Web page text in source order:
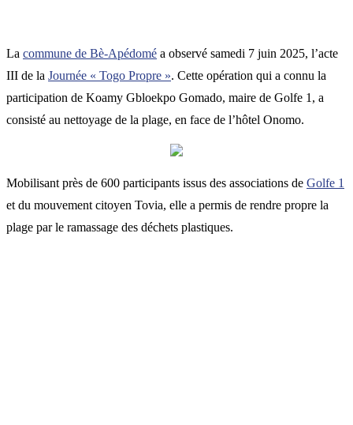
La commune de Bè-Apédomé a observé samedi 7 juin 2025, l’acte
III de la Journée « Togo Propre ». Cette opération qui a connu la
participation de Koamy Gbloekpo Gomado, maire de Golfe 1, a
consisté au nettoyage de la plage, en face de l’hôtel Onomo.
Mobilisant près de 600 participants issus des associations de Golfe 1
et du mouvement citoyen Tovia, elle a permis de rendre propre la
plage par le ramassage des déchets plastiques.